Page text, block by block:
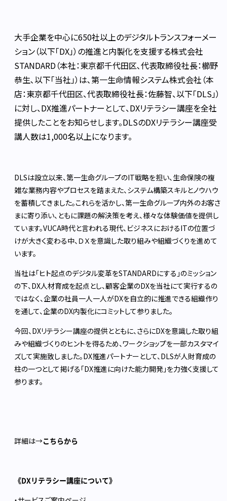
大手企業を中心に650社以上のデジタルトランスフォーメー
ション（以下「DX」）の推進と内製化を支援する株式会社
STANDARD（本社：東京都千代田区､代表取締役社長：櫛野
恭生､以下「当社」）は､第一生命情報システム株式会社（本
店：東京都千代田区、代表取締役社長：佐藤智、以下「DLS」）
に対し、DX推進パートナーとして、DXリテラシー講座を全社
提供したことをお知らせします。DLSのDXリテラシー講座受
講人数は1,000名以上になります。
DLSは設立以来、第一生命グループのIT戦略を担い、生命保険の複
雑な業務内容やプロセスを踏まえた、システム構築スキルとノウハウ
を蓄積してきました。これらを活かし、第一生命グループ内外のお客さ
まに寄り添い、ともに課題の解決策を考え、様々な体験価値を提供し
ています。VUCA時代と言われる現代、ビジネスにおけるITの位置づ
けが大きく変わる中、ＤＸを意識した取り組みや組織づくりを進めて
います。
当社は「ヒト起点のデジタル変革をSTANDARDにする」のミッション
の下、DX人材育成を起点とし、顧客企業のDXを当社にて実行するの
ではなく、企業の社員一人一人がDXを自立的に推進できる組織作り
を通して、企業のDX内製化にコミットして参りました。
今回、DXリテラシー講座の提供とともに、さらにDXを意識した取り組
みや組織づくりのヒントを得るため、ワークショップを一部カスタマイ
ズして実施致しました。DX推進パートナーとして、DLSが人財育成の
柱の一つとして掲げる「DX推進に向けた能力開発」を力強く支援して
参ります。
詳細は→こちらから
《DXリテラシー講座について》